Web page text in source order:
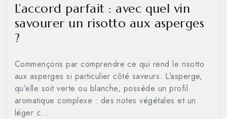
L’accord parfait : avec quel vin
savourer un risotto aux asperges
?
Commençons par comprendre ce qui rend le risotto
aux asperges si particulier côté saveurs. L’asperge,
qu’elle soit verte ou blanche, possède un profil
aromatique complexe : des notes végétales et un
léger c...